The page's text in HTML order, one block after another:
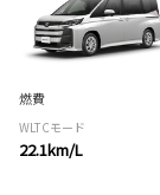
燃費
WLTCモード
22.1km/L